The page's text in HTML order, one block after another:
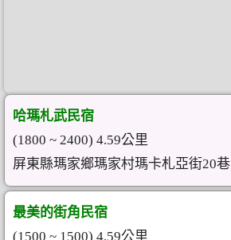
哈瑪札武民宿
(1800 ~ 2400) 4.59公里
屏東縣瑪家鄉瑪家村瑪卡札亞街20
最美的街角民宿
(1500 ~ 1500) 4.59公里